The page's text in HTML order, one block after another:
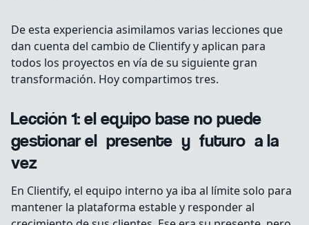
De esta experiencia asimilamos varias lecciones que
dan cuenta del cambio de Clientify y aplican para
todos los proyectos en vía de su siguiente gran
transformación. Hoy compartimos tres.
Lección 1: el equipo base no puede
gestionar el «presente» y «futuro» a la
vez
En Clientify, el equipo interno ya iba al límite solo para
mantener la plataforma estable y responder al